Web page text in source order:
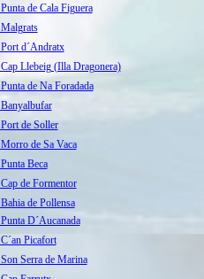
Punta de Cala Figuera
Malgrats
Port d´Andratx
Cap Llebeig (Illa Dragonera)
Punta de Na Foradada
Banyalbufar
Port de Soller
Morro de Sa Vaca
Punta Beca
Cap de Formentor
Bahia de Pollensa
Punta D´Aucanada
C´an Picafort
Son Serra de Marina